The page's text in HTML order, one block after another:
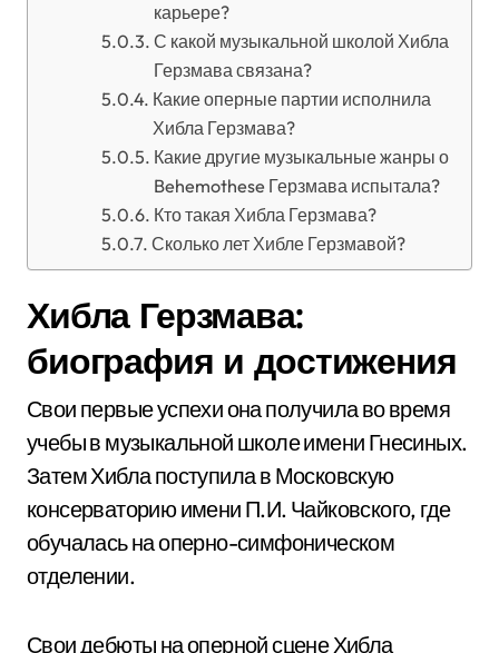
карьере?
С какой музыкальной школой Хибла
Герзмава связана?
Какие оперные партии исполнила
Хибла Герзмава?
Какие другие музыкальные жанры о
Behemothese Герзмава испытала?
Кто такая Хибла Герзмава?
Сколько лет Хибле Герзмавой?
Хибла Герзмава:
биография и достижения
Свои первые успехи она получила во время
учебы в музыкальной школе имени Гнесиных.
Затем Хибла поступила в Московскую
консерваторию имени П.И. Чайковского, где
обучалась на оперно-симфоническом
отделении.
Свои дебюты на оперной сцене Хибла